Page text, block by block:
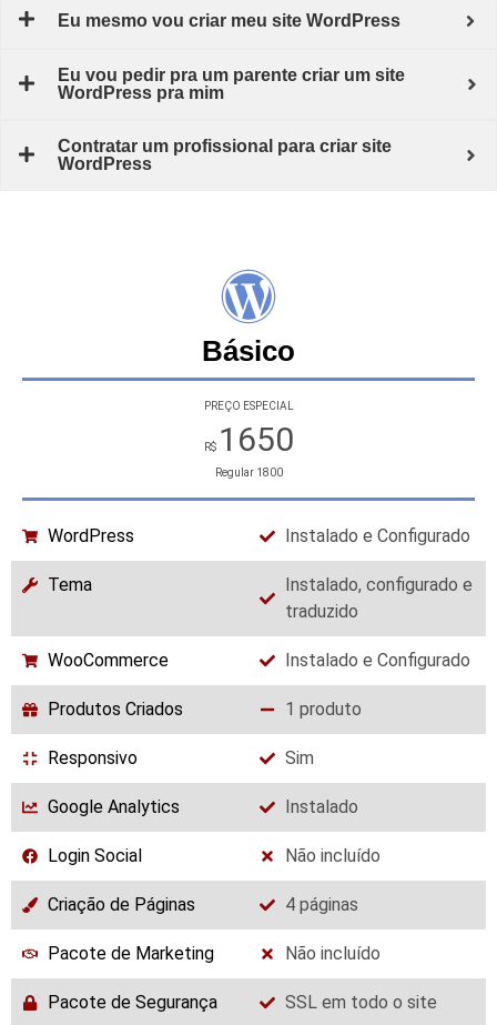
Eu mesmo vou criar meu site WordPress
Eu vou pedir pra um parente criar um site
WordPress pra mim
Contratar um profissional para criar site
WordPress
Básico
PREÇO ESPECIAL
R$ 1650
Regular 1800
WordPress Instalado e Configurado
Tema
Instalado, configurado e
traduzido
WooCommerce Instalado e Configurado
Produtos Criados 1 produto
Responsivo Sim
Google Analytics Instalado
Login Social Não incluído
Criação de Páginas 4 páginas
Pacote de Marketing Não incluído
Pacote de Segurança SSL em todo o site